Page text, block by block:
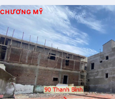
CHƯƠNG MỸ